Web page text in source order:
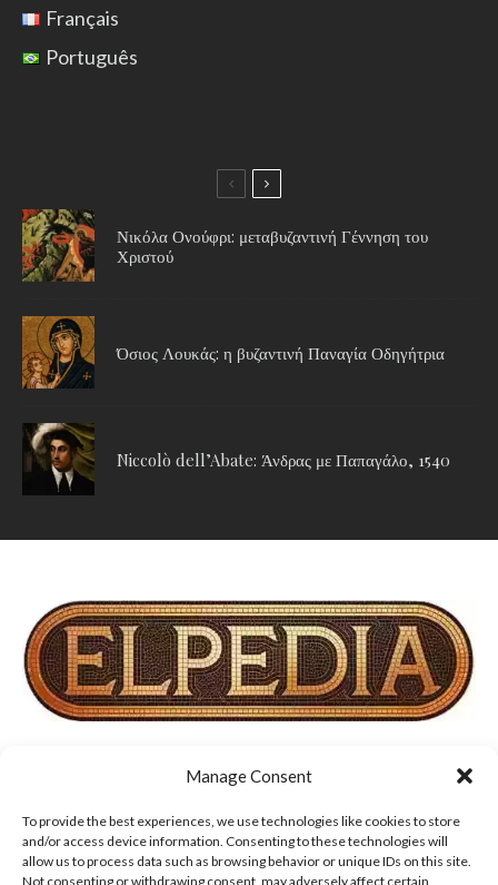
Manage Consent
To provide the best experiences, we use technologies like cookies to store
and/or access device information. Consenting to these technologies will
allow us to process data such as browsing behavior or unique IDs on this site.
Not consenting or withdrawing consent, may adversely affect certain
Français
Português
Νικόλα Ονούφρι: μεταβυζαντινή Γέννηση του
Χριστού
Όσιος Λουκάς: η βυζαντινή Παναγία Οδηγήτρια
Niccolò dell’Abate: Άνδρας με Παπαγάλο, 1540
ΕΠΙΚΟΙΝΩΝΙΑ
ΟΡΟΙ ΧΡΗΣΗΣ, COOKIES & ΠΟΛΙΤΙΚΗ ΑΠΟΡΡΗΤΟΥ
ΔΗΛΩΣΗ ΑΠΟΠΟΙΗΣΗΣ ΕΥΘΥΝΩΝ ΣΧΕΤΙΚΑ ΜΕ ΕΜΑΣ